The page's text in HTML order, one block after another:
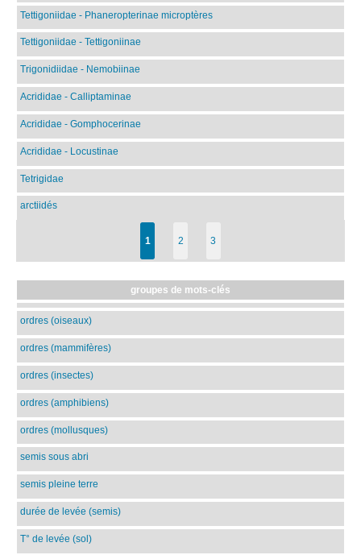
Tettigoniidae - Phaneropterinae microptères
Tettigoniidae - Tettigoniinae
Trigonidiidae - Nemobiinae
Acrididae - Calliptaminae
Acrididae - Gomphocerinae
Acrididae - Locustinae
Tetrigidae
arctiidés
1 2 3
groupes de mots-clés
ordres (oiseaux)
ordres (mammifères)
ordres (insectes)
ordres (amphibiens)
ordres (mollusques)
semis sous abri
semis pleine terre
durée de levée (semis)
T° de levée (sol)